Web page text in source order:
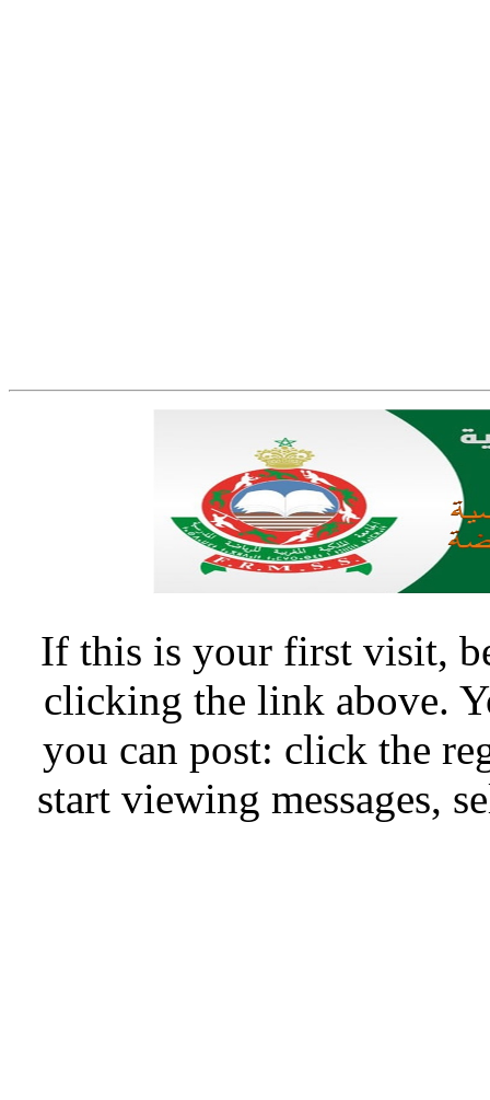
If this is your first visit,
clicking the link above.
you can post: click the
start viewing messages,